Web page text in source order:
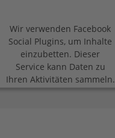
Wir verwenden Facebook
Social Plugins, um Inhalte
einzubetten. Dieser
Service kann Daten zu
Ihren Aktivitäten sammeln.
Bitte lesen Sie die Details